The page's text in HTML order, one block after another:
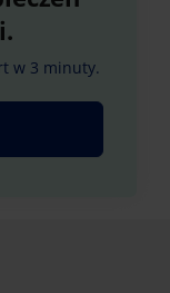
w 3 minuty.